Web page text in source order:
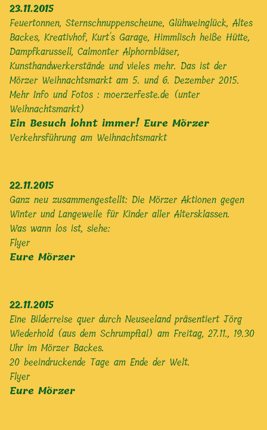
23.11.2015
Feuertonnen, Sternschnuppenscheune, Glühweinglück, Altes
Backes, Kreativhof, Kurt's Garage, Himmlisch heiße Hütte,
Dampfkarussell, Calmonter Alphornbläser,
Kunsthandwerkerstände und vieles mehr. Das ist der
Mörzer Weihnachtsmarkt am 5. und 6. Dezember 2015.
Mehr Info und Fotos : moerzerfeste.de (unter
Weihnachtsmarkt)
Ein Besuch lohnt immer! Eure Mörzer
Verkehrsführung am Weihnachtsmarkt
22.11.2015
Ganz neu zusammengestellt: Die Mörzer Aktionen gegen
Winter und Langeweile für Kinder aller Altersklassen.
Was wann los ist, siehe:
Flyer
Eure Mörzer
22.11.2015
Eine Bilderreise quer durch Neuseeland präsentiert Jörg
Wiederhold (aus dem Schrumpftal) am Freitag, 27.11., 19.30
Uhr im Mörzer Backes.
20 beeindruckende Tage am Ende der Welt.
Flyer
Eure Mörzer